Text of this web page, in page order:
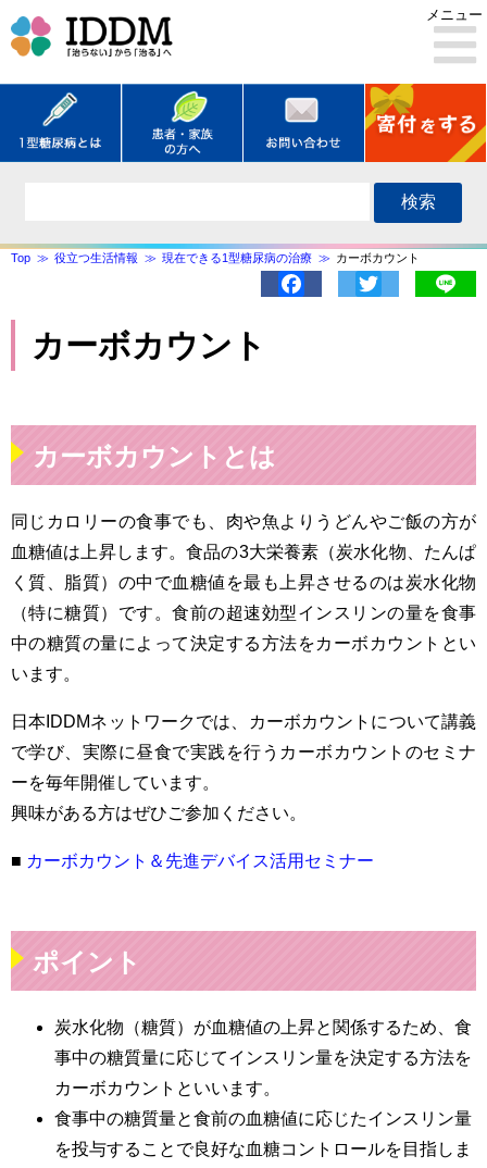
メニュー
検索
Top 役立つ生活情報 現在できる1型糖尿病の治療 カーボカウント
Facebook
カーボカウント
カーボカウントとは
同じカロリーの食事でも、肉や魚よりうどんやご飯の方が
血糖値は上昇します。食品の3大栄養素（炭水化物、たんぱ
く質、脂質）の中で血糖値を最も上昇させるのは炭水化物
（特に糖質）です。食前の超速効型インスリンの量を食事
中の糖質の量によって決定する方法をカーボカウントとい
います。
日本IDDMネットワークでは、カーボカウントについて講義
で学び、実際に昼食で実践を行うカーボカウントのセミナ
ーを毎年開催しています。
興味がある方はぜひご参加ください。
■ カーボカウント＆先進デバイス活用セミナー
ポイント
炭水化物（糖質）が血糖値の上昇と関係するため、食
事中の糖質量に応じてインスリン量を決定する方法を
カーボカウントといいます。
食事中の糖質量と食前の血糖値に応じたインスリン量
を投与することで良好な血糖コントロールを目指しま